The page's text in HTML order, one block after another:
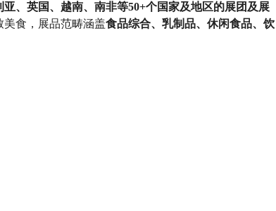
、英国、越南、南非等50+个国家及地区的展团及展
食，展品范畴涵盖食品综合、乳制品、休闲食品、饮